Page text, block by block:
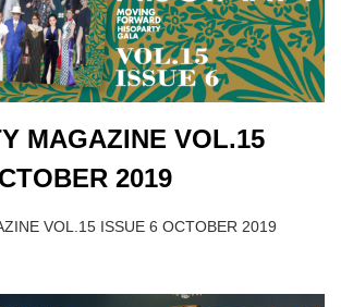
MAGAZINE VOL.15
2019
VOL.15 ISSUE 6 OCTOBER 2019